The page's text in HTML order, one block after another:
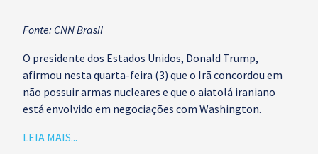
Fonte: CNN Brasil
O presidente dos Estados Unidos, Donald Trump,
afirmou nesta quarta-feira (3) que o Irã concordou em
não possuir armas nucleares e que o aiatolá iraniano
está envolvido em negociações com Washington.
LEIA MAIS...